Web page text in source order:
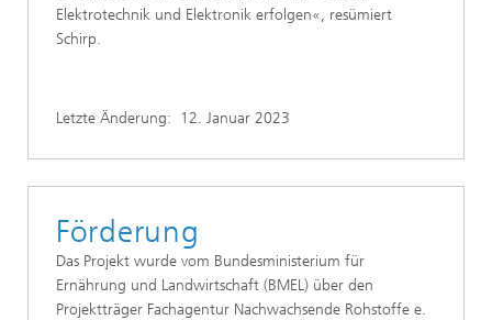
Elektrotechnik und Elektronik erfolgen«, resümiert
Schirp.
Letzte Änderung: 12. Januar 2023
Förderung
Das Projekt wurde vom Bundesministerium für
Ernährung und Landwirtschaft (BMEL) über den
Projektträger Fachagentur Nachwachsende Rohstoffe e.